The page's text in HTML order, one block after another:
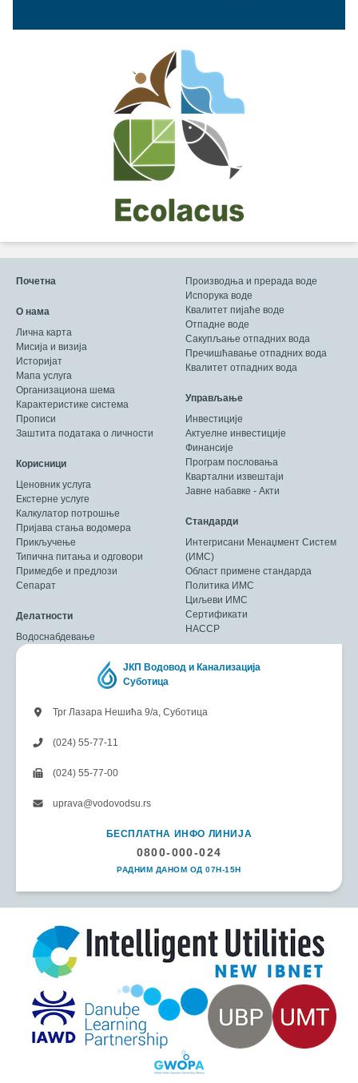
Почетна
О нама
Лична карта
Мисија и визија
Историјат
Мапа услуга
Организациона шема
Карактеристике система
Прописи
Заштита података о личности
Корисници
Ценовник услуга
Екстерне услуге
Калкулатор потрошње
Пријава стања водомера
Прикључење
Типична питања и одговори
Примедбе и предлози
Сепарат
Делатности
Водоснабдевање
Производња и прерада воде
Испорука воде
Квалитет пијаће воде
Отпадне воде
Сакупљање отпадних вода
Пречишћавање отпадних вода
Квалитет отпадних вода
Управљање
Инвестиције
Актуелне инвестиције
Финансије
Програм пословања
Квартални извештаји
Јавне набавке - Акти
Стандарди
Интегрисани Менаџмент Систем
(ИМС)
Област примене стандарда
Политика ИМС
Циљеви ИМС
Сертификати
HACCP
ЈКП Водовод и Канализација
Суботица
Трг Лазара Нешића 9/а, Суботица
(024) 55-77-11
(024) 55-77-00
uprava@vodovodsu.rs
БЕСПЛАТНА ИНФО ЛИНИЈА
0800-000-024
РАДНИМ ДАНОМ ОД 07H-15H